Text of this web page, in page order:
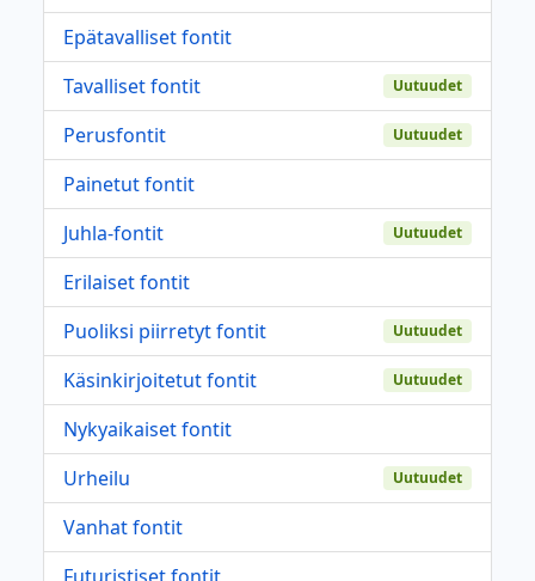
Epätavalliset fontit
Tavalliset fontit
Uutuudet
Perusfontit Uutuudet
Painetut fontit
Juhla-fontit
Uutuudet
Erilaiset fontit
Puoliksi piirretyt fontit
Uutuudet
Käsinkirjoitetut fontit Uutuudet
Nykyaikaiset fontit
Urheilu
Uutuudet
Vanhat fontit